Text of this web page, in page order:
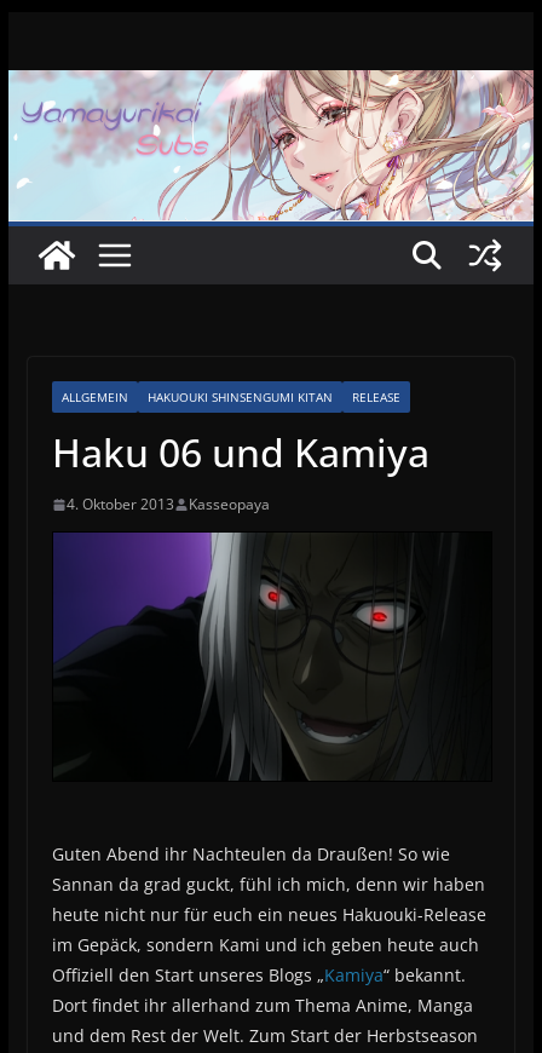
springen
ALLGEMEIN HAKUOUKI SHINSENGUMI KITAN RELEASE
Haku 06 und Kamiya
4. Oktober 2013 Kasseopaya
Guten Abend ihr Nachteulen da Draußen! So wie
Sannan da grad guckt, fühl ich mich, denn wir haben
heute nicht nur für euch ein neues Hakuouki-Release
im Gepäck, sondern Kami und ich geben heute auch
Offiziell den Start unseres Blogs „Kamiya“ bekannt.
Dort findet ihr allerhand zum Thema Anime, Manga
und dem Rest der Welt. Zum Start der Herbstseason